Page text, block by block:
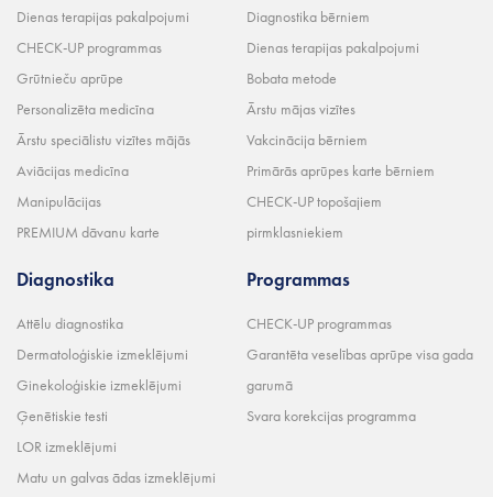
Dienas terapijas pakalpojumi
CHECK-UP programmas
Grūtnieču aprūpe
Personalizēta medicīna
Ārstu speciālistu vizītes mājās
Aviācijas medicīna
Manipulācijas
PREMIUM dāvanu karte
Diagnostika bērniem
Dienas terapijas pakalpojumi
Bobata metode
Ārstu mājas vizītes
Vakcinācija bērniem
Primārās aprūpes karte bērniem
CHECK-UP topošajiem
pirmklasniekiem
Diagnostika
Attēlu diagnostika
Dermatoloģiskie izmeklējumi
Ginekoloģiskie izmeklējumi
Ģenētiskie testi
LOR izmeklējumi
Matu un galvas ādas izmeklējumi
Programmas
CHECK-UP programmas
Garantēta veselības aprūpe visa gada
garumā
Svara korekcijas programma